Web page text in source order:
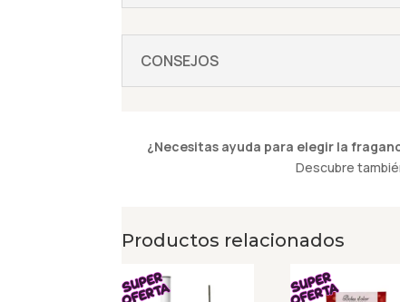
CONSEJOS
¿Necesitas ayuda para elegir la
Descubre
Productos relacionados